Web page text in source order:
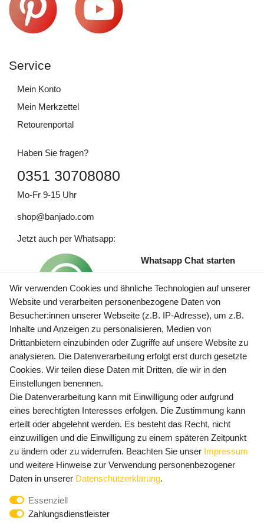
Service
Mein Konto
Mein Merkzettel
Retourenportal
Haben Sie fragen?
0351 30708080
Mo-Fr 9-15 Uhr
shop@banjado.com
Jetzt auch per Whatsapp:
Whatsapp Chat starten
Preisangaben inkl. gesetzl. MwSt. und zzgl. Service- und
Versandkosten
Newsletter Anmeldung - Keine Angebote
mehr verpassen!
E-MAIL **
Newsletter
Honig
Hiermit bestätige ich, dass ich dieDaten­schutz­erklärung
widerrufen.**
Wir verwenden Cookies und ähnliche Technologien auf unserer
Website und verarbeiten personenbezogene Daten von
Besucher:innen unserer Webseite (z.B. IP-Adresse), um z.B.
Inhalte und Anzeigen zu personalisieren, Medien von
Drittanbietern einzubinden oder Zugriffe auf unsere Website zu
analysieren. Die Datenverarbeitung erfolgt erst durch gesetzte
Cookies. Wir teilen diese Daten mit Dritten, die wir in den
Einstellungen benennen.
Die Datenverarbeitung kann mit Einwilligung oder aufgrund
eines berechtigten Interesses erfolgen. Die Zustimmung kann
erteilt oder abgelehnt werden. Es besteht das Recht, nicht
einzuwilligen und die Einwilligung zu einem späteren Zeitpunkt
zu ändern oder zu widerrufen. Beachten Sie unser Impressum
und weitere Hinweise zur Verwendung personenbezogener
Daten in unserer Daten­schutz­erklärung.
Essenziell
Zahlungsdienstleister